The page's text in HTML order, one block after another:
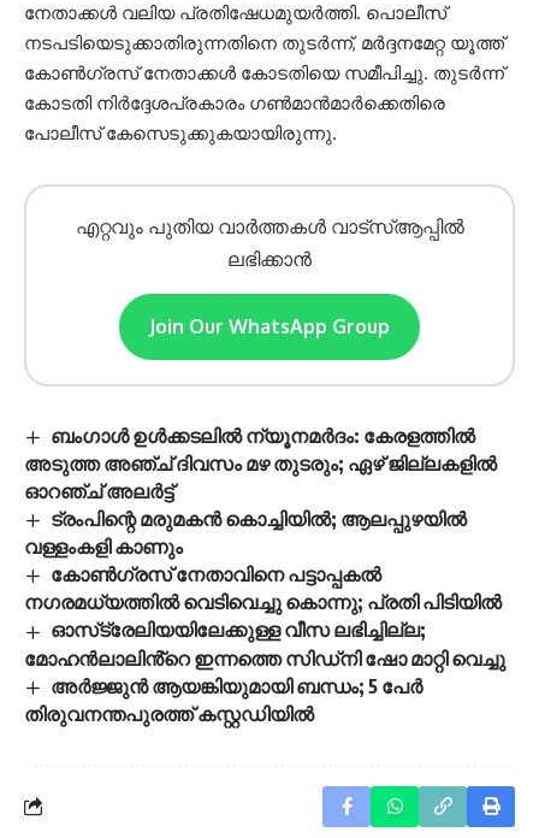
നേതാക്കൾ വലിയ പ്രതിഷേധമുയർത്തി. പൊലീസ്
നടപടിയെടുക്കാതിരുന്നതിനെ തുടർന്ന്, മർദ്ദനമേറ്റ യൂത്ത്
കോൺഗ്രസ് നേതാക്കൾ കോടതിയെ സമീപിച്ചു. തുടർന്ന്
കോടതി നിർദ്ദേശപ്രകാരം ഗൺമാൻമാർക്കെതിരെ
പോലീസ് കേസെടുക്കുകയായിരുന്നു.
എറ്റവും പുതിയ വാർത്തകൾ വാട്സ്ആപ്പിൽ
ലഭിക്കാൻ
Join Our WhatsApp Group
ബംഗാൾ ഉൾക്കടലിൽ ന്യൂനമർദം: കേരളത്തിൽ
അടുത്ത അഞ്ച് ദിവസം മഴ തുടരും; ഏഴ് ജില്ലകളിൽ
ഓറഞ്ച് അലർട്ട്
ട്രംപിന്റെ മരുമകൻ കൊച്ചിയിൽ; ആലപ്പുഴയിൽ
വള്ളംകളി കാണും
കോണ്‍ഗ്രസ് നേതാവിനെ പട്ടാപ്പകല്‍
നഗരമധ്യത്തില്‍ വെടിവെച്ചു കൊന്നു; പ്രതി പിടിയില്‍
ഓസ്‌ട്രേലിയയിലേക്കുള്ള വീസ ലഭിച്ചില്ല;
മോഹൻലാലിൻ്റെ ഇന്നത്തെ സിഡ്നി ഷോ മാറ്റി വെച്ചു
അർജ്ജുൻ ആയങ്കിയുമായി ബന്ധം; 5 പേർ
തിരുവനന്തപുരത്ത് കസ്റ്റഡിയിൽ